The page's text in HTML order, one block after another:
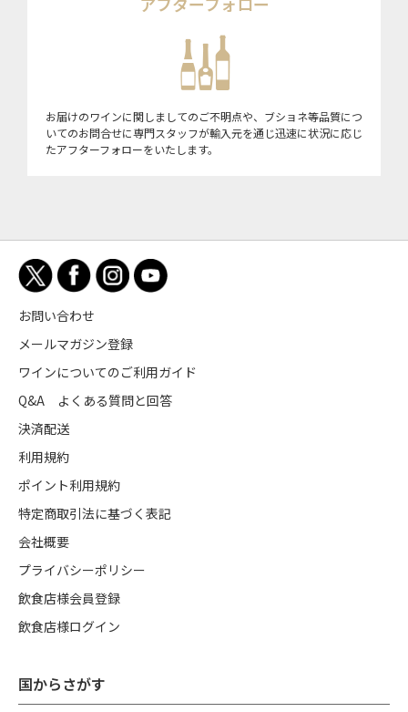
お届けのワインに関しましてのご不明点や、ブショネ等品質につ
いてのお問合せに専門スタッフが輸入元を通じ迅速に状況に応じ
たアフターフォローをいたします。
国からさがす
お問い合わせ
メールマガジン登録
ワインについてのご利用ガイド
Q&A よくある質問と回答
決済配送
利用規約
ポイント利用規約
特定商取引法に基づく表記
会社概要
プライバシーポリシー
飲食店様会員登録
飲食店様ログイン